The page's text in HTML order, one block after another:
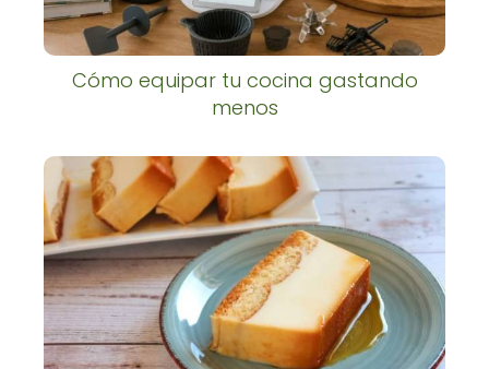
Cómo equipar tu cocina gastando
menos